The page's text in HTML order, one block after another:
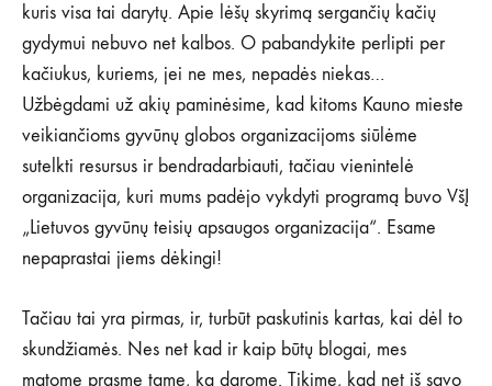
kuris visa tai darytų. Apie lėšų skyrimą sergančių kačių
gydymui nebuvo net kalbos. O pabandykite perlipti per
kačiukus, kuriems, jei ne mes, nepadės niekas…
Užbėgdami už akių paminėsime, kad kitoms Kauno mieste
veikiančioms gyvūnų globos organizacijoms siūlėme
sutelkti resursus ir bendradarbiauti, tačiau vienintelė
organizacija, kuri mums padėjo vykdyti programą buvo VšĮ
„Lietuvos gyvūnų teisių apsaugos organizacija“. Esame
nepaprastai jiems dėkingi!
Tačiau tai yra pirmas, ir, turbūt paskutinis kartas, kai dėl to
skundžiamės. Nes net kad ir kaip būtų blogai, mes
matome prasmę tame, ką darome. Tikime, kad net iš savo